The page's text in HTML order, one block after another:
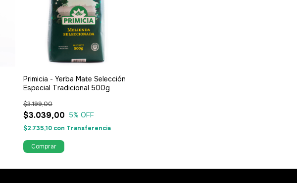
Primicia - Yerba Mate Selección
Especial Tradicional 500g
$3.039,00
$3.199,00
5% OFF
$2.735,10 con Transferencia